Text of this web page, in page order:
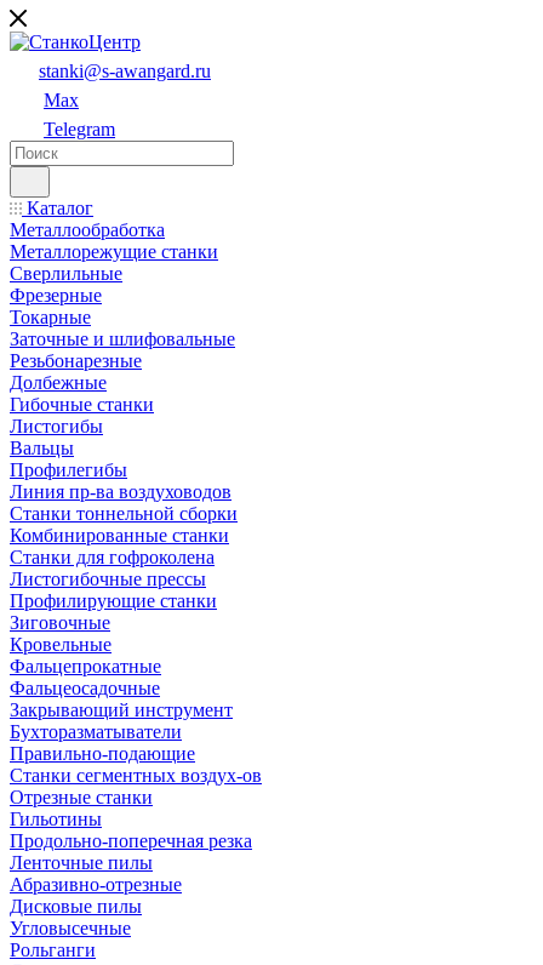
stanki@s-awangard.ru
Max
Telegram
Каталог
Металлообработка
Металлорежущие станки
Сверлильные
Фрезерные
Токарные
Заточные и шлифовальные
Резьбонарезные
Долбежные
Гибочные станки
Листогибы
Вальцы
Профилегибы
Линия пр-ва воздуховодов
Станки тоннельной сборки
Комбинированные станки
Станки для гофроколена
Листогибочные прессы
Профилирующие станки
Зиговочные
Кровельные
Фальцепрокатные
Фальцеосадочные
Закрывающий инструмент
Бухторазматыватели
Правильно-подающие
Станки сегментных воздух-ов
Отрезные станки
Гильотины
Продольно-поперечная резка
Ленточные пилы
Абразивно-отрезные
Дисковые пилы
Угловысечные
Рольганги